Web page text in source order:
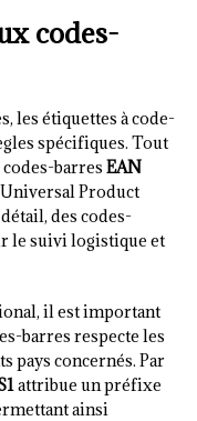
codes-
les étiquettes à code-
spécifiques. Tout
barres EAN
Product
des codes-
le suivi logistique et
il est important
barres respecte les
pays concernés. Par
attribue un préfixe
ainsi